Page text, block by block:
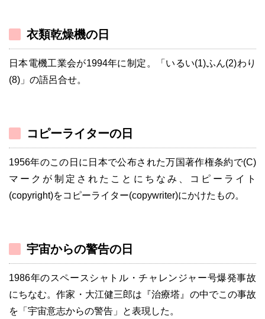
衣類乾燥機の日
日本電機工業会が1994年に制定。「いるい(1)ふん(2)わり
(8)」の語呂合せ。
コピーライターの日
1956年のこの日に日本で公布された万国著作権条約で(C)
マークが制定されたことにちなみ、コピーライト
(copyright)をコピーライター(copywriter)にかけたもの。
宇宙からの警告の日
1986年のスペースシャトル・チャレンジャー号爆発事故
にちなむ。作家・大江健三郎は『治療塔』の中でこの事故
を「宇宙意志からの警告」と表現した。